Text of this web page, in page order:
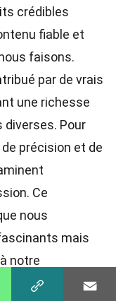
crédibles
fiable et
faisons.
par de vrais
une richesse
diverses. Pour
de précision et de
Ce
nous
mais
notre
en